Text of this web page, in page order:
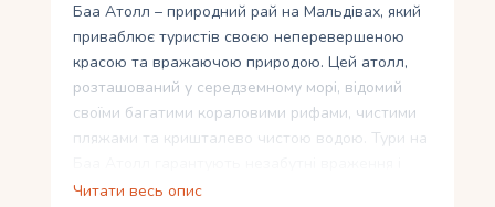
Баа Атолл – природний рай на Мальдівах, який
приваблює туристів своєю неперевершеною
красою та вражаючою природою. Цей атолл,
розташований у середземному морі, відомий
своїми багатими кораловими рифами, чистими
пляжами та кришталево чистою водою. Тури на
пригоди, починаючи від активного водного
Читати весь опис